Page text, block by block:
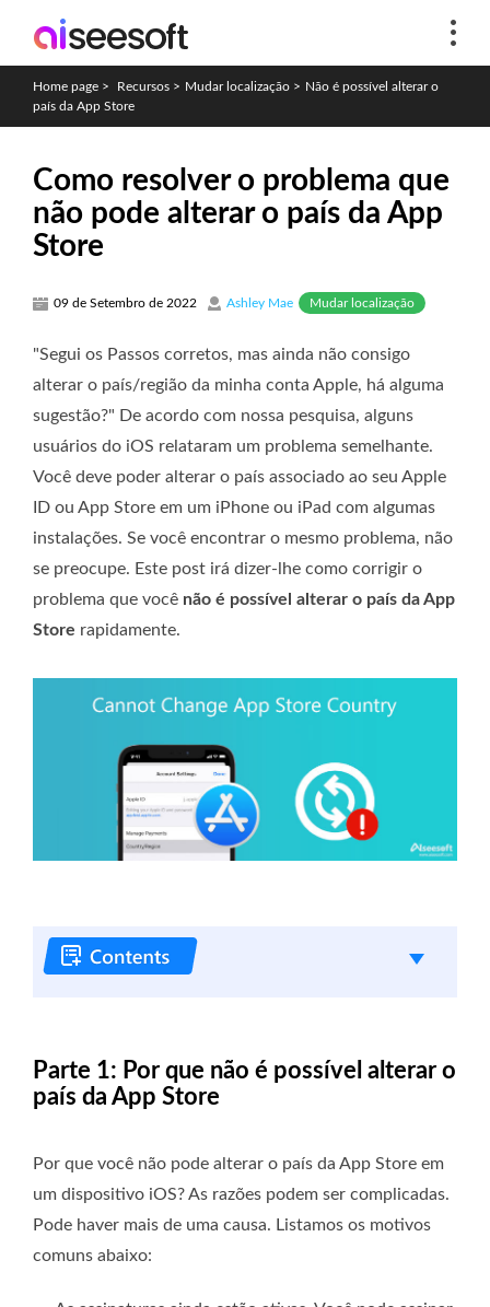
Home page > Recursos > Mudar localização > Não é possível alterar o
país da App Store
Como resolver o problema que
não pode alterar o país da App
Store
09 de Setembro de 2022 Ashley Mae Mudar localização
"Segui os Passos corretos, mas ainda não consigo
alterar o país/região da minha conta Apple, há alguma
sugestão?" De acordo com nossa pesquisa, alguns
usuários do iOS relataram um problema semelhante.
Você deve poder alterar o país associado ao seu Apple
ID ou App Store em um iPhone ou iPad com algumas
instalações. Se você encontrar o mesmo problema, não
se preocupe. Este post irá dizer-lhe como corrigir o
problema que você não é possível alterar o país da App
Store rapidamente.
Parte 1: Por que não é possível alterar o
país da App Store
Por que você não pode alterar o país da App Store em
um dispositivo iOS? As razões podem ser complicadas.
Pode haver mais de uma causa. Listamos os motivos
comuns abaixo: